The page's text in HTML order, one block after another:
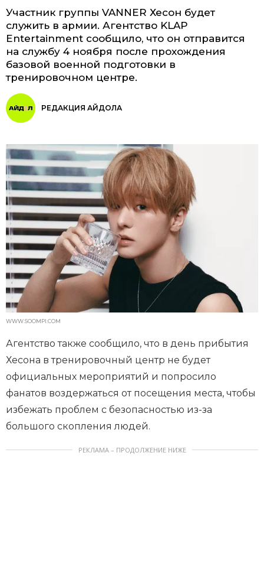
Участник группы VANNER Хесон будет
служить в армии. Агентство KLAP
Entertainment сообщило, что он отправится
на службу 4 ноября после прохождения
базовой военной подготовки в
тренировочном центре.
РЕДАКЦИЯ АЙДОЛА
WWW.SOOMPI.COM
Агентство также сообщило, что в день прибытия
Хесона в тренировочный центр не будет
официальных мероприятий и попросило
фанатов воздержаться от посещения места, чтобы
избежать проблем с безопасностью из-за
большого скопления людей.
РЕКЛАМА – ПРОДОЛЖЕНИЕ НИЖЕ